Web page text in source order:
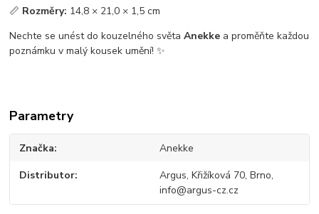
📏 Rozměry: 14,8 × 21,0 × 1,5 cm
Nechte se unést do kouzelného světaAnekke a proměňte každou
poznámku v malý kousek umění! ✨
Parametry
Značka Anekke
Distributor
Argus, Křižíková 70, Brno,
info@argus-cz.cz